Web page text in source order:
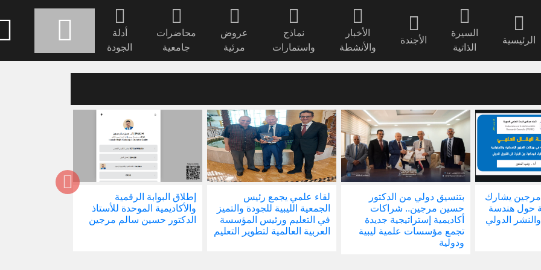
الرئيسية
السيرة
الذاتية
الأجندة
الأخبار
والأنشطة
نماذج
واستمارات
عروض
مرئية
محاضرات
جامعية
أدلة
الجودة
مرجين يشارك
حول هندسة
الدولي
بتنسيق دولي من الدكتور
حسين مرجين.. شراكات
أكاديمية إستراتيجية جديدة
تجمع مؤسسات علمية ليبية
ودولية
لقاء علمي يجمع رئيس
الجمعية الليبية للجودة والتميز
في التعليم ورئيس المؤسسة
العربية العالمية لتطوير التعليم
إطلاق البوابة الرقمية
والأكاديمية الموحدة للأستاذ
الدكتور حسين سالم مرجين